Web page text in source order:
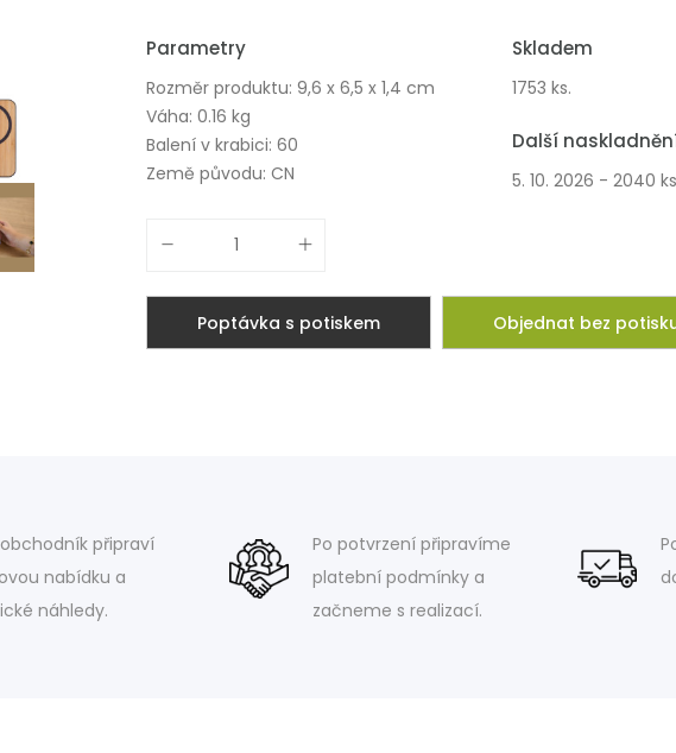
Parametry
Rozměr produktu: 9,6 x 6,5 x 1,4 cm
Váha: 0.16 kg
Balení v krabici: 60
Země původu: CN
Skladem
1753 ks.
Další
5. 10. 2026 - 2040
Poptávka s potiskem Objednat bez
připraví
nabídku a
náhledy.
Po potvrzení připravíme
platební podmínky a
začneme s realizací.